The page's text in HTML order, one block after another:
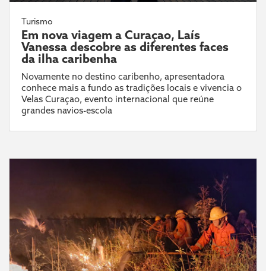
Turismo
Em nova viagem a Curaçao, Laís
Vanessa descobre as diferentes faces
da ilha caribenha
Novamente no destino caribenho, apresentadora
conhece mais a fundo as tradições locais e vivencia o
Velas Curaçao, evento internacional que reúne
grandes navios-escola